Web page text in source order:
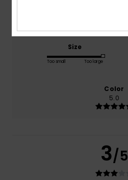
Size
Too small Too large
Color
5.0
3/5